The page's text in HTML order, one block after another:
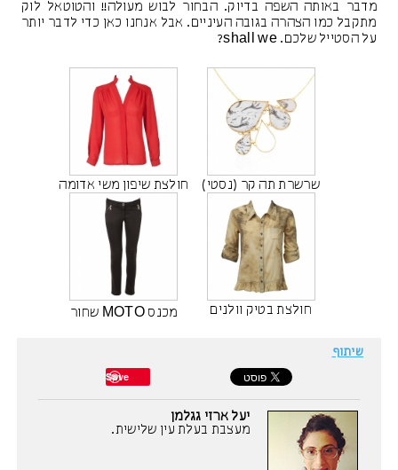
מדבר באותה השפה בדיוק. הבחור לבוש מעולה!! והטוטאל לוק
מתקבל כמו הצהרה בגובה העיניים. אבל אנחנו כאן כדי לדבר יותר
על הסטייל שלכם. shall we?
שרשרת תה קר (נסטי) חולצת שיפון משי אדומה
חולצת בטיק וולנים מכנס MOTO שחור
שיתוף
Save
יעל ארזי גגלמן
מעצבת בעלת עין שלישית.